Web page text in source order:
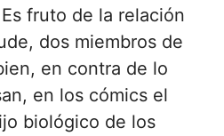
fruto de la relación
dos miembros de
en contra de lo
en los cómics el
biológico de los